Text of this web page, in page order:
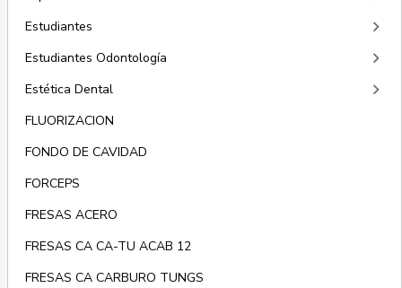
Estudiantes keyboard_arrow_right
Estudiantes Odontología keyboard_arrow_right
Estética Dental keyboard_arrow_right
FLUORIZACION
FONDO DE CAVIDAD
FORCEPS
FRESAS ACERO
FRESAS CA CA-TU ACAB 12
FRESAS CA CARBURO TUNGS